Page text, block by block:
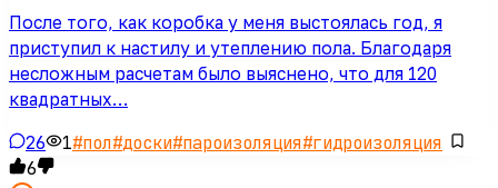
После того, как коробка у меня выстоялась год, я
приступил к настилу и утеплению пола. Благодаря
несложным расчетам было выяснено, что для 120
квадратных…
26 1#пол#доски#пароизоляция#гидроизоляция
6